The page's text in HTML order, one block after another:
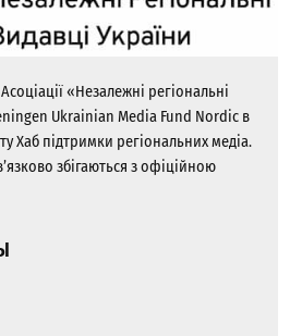
«Незалежні регіональні
Ukrainian Media Fund Nordic в
Хаб підтримки регіональних медіа.
збігаються з офіційною